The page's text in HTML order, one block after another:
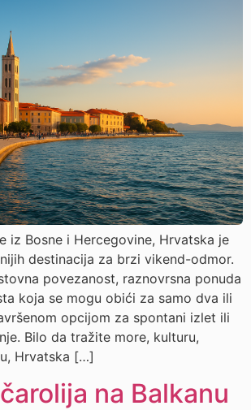
iz Bosne i Hercegovine, Hrvatska je
destinacija za brzi vikend-odmor.
povezanost, raznovrsna ponuda
koja se mogu obići za samo dva ili
opcijom za spontani izlet ili
Bilo da tražite more, kulturu,
Hrvatska […]
na Balkanu